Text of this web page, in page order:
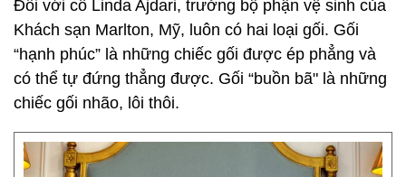
Đối với cô Linda Ajdari, trưởng bộ phận vệ sinh của
Khách sạn Marlton, Mỹ, luôn có hai loại gối. Gối
“hạnh phúc” là những chiếc gối được ép phẳng và
có thể tự đứng thẳng được. Gối “buồn bã" là những
chiếc gối nhão, lôi thôi.